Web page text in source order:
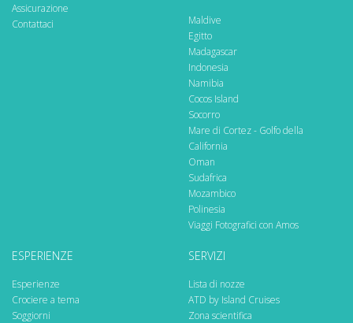
Assicurazione
Contattaci
Maldive
Egitto
Madagascar
Indonesia
Namibia
Cocos Island
Socorro
Mare di Cortez - Golfo della
California
Oman
Sudafrica
Mozambico
Polinesia
Viaggi Fotografici con Amos
ESPERIENZE
Esperienze
Crociere a tema
Soggiorni
SERVIZI
Lista di nozze
ATD by Island Cruises
Zona scientifica